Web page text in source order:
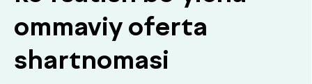
shartnomasi